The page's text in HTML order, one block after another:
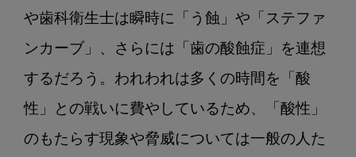
や歯科衛生士は瞬時に「う蝕」や「ステファ
ンカーブ」、さらには「歯の酸蝕症」を連想
するだろう。われわれは多くの時間を「酸
性」との戦いに費やしているため、「酸性」
のもたらす現象や脅威については一般の人た